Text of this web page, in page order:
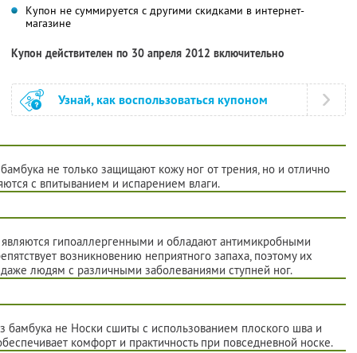
Купон не суммируется с другими скидками в интернет-
магазине
Купон действителен по 30 апреля 2012 включительно
Узнай, как воспользоваться купоном
не только защищают кожу ног от трения, но и отлично
с впитыванием и испарением влаги.
гипоаллергенными и обладают антимикробными
возникновению неприятного запаха, поэтому их
людям с различными заболеваниями ступней ног.
бамбука не Носки сшиты с использованием плоского шва и
комфорт и практичность при повседневной носке.